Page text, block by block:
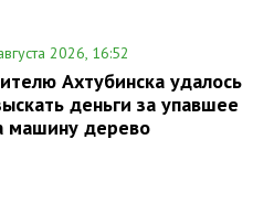
2026, 16:52
Ахтубинска удалось
деньги за упавшее
машину дерево